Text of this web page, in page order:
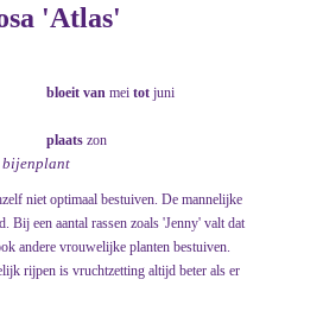
'Atlas'
bloeit van mei tot juni
plaats zon
bijenplant
niet optimaal bestuiven. De mannelijke
Bij een aantal rassen zoals 'Jenny' valt dat
andere vrouwelijke planten bestuiven.
rijpen is vruchtzetting altijd beter als er